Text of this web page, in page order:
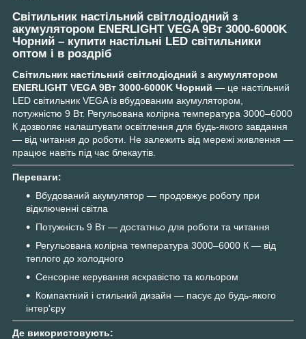
Світильник настільний світлодіодний з
акумулятором ENERLIGHT VEGA 9Вт 3000-6000K
Чорний – купити настільні LED світильники
оптом і в роздріб
Світильник настільний світлодіодний з акумулятором
ENERLIGHT VEGA 9Вт 3000-6000K Чорний — це настільний
LED світильник VEGA із вбудованим акумулятором,
потужністю 9 Вт. Регульована колірна температура 3000–6000
К дозволяє налаштувати освітлення для будь-якого завдання
— від читання до роботи. Не залежить від мережі живлення —
працює навіть під час блекаутів.
Переваги:
Вбудований акумулятор — продовжує роботу при
відключенні світла
Потужність 9 Вт — достатньо для роботи та читання
Регульована колірна температура 3000–6000 К — від
теплого до холодного
Сенсорне керування яскравістю та кольором
Компактний і стильний дизайн — пасує до будь-якого
інтер'єру
Де використовують: